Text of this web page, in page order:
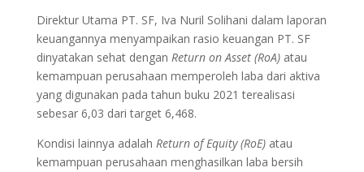
Direktur Utama PT. SF, Iva Nuril Solihani dalam laporan
keuangannya menyampaikan rasio keuangan PT. SF
dinyatakan sehat dengan Return on Asset (RoA)atau
kemampuan perusahaan memperoleh laba dari aktiva
yang digunakan pada tahun buku 2021 terealisasi
sebesar 6,03 dari target 6,468.
Kondisi lainnya adalah Return of Equity (RoE)atau
kemampuan perusahaan menghasilkan laba bersih